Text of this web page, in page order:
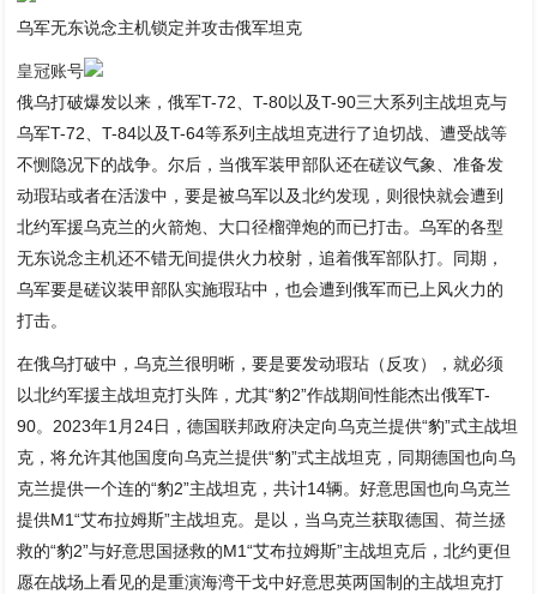
乌军无东说念主机锁定并攻击俄军坦克
皇冠账号
俄乌打破爆发以来，俄军T-72、T-80以及T-90三大系列主战坦克与
乌军T-72、T-84以及T-64等系列主战坦克进行了迫切战、遭受战等
不恻隐况下的战争。尔后，当俄军装甲部队还在磋议气象、准备发
动瑕玷或者在活泼中，要是被乌军以及北约发现，则很快就会遭到
北约军援乌克兰的火箭炮、大口径榴弹炮的而已打击。乌军的各型
无东说念主机还不错无间提供火力校射，追着俄军部队打。同期，
乌军要是磋议装甲部队实施瑕玷中，也会遭到俄军而已上风火力的
打击。
在俄乌打破中，乌克兰很明晰，要是要发动瑕玷（反攻），就必须
以北约军援主战坦克打头阵，尤其“豹2”作战期间性能杰出俄军T-
90。2023年1月24日，德国联邦政府决定向乌克兰提供“豹”式主战坦
克，将允许其他国度向乌克兰提供“豹”式主战坦克，同期德国也向乌
克兰提供一个连的“豹2”主战坦克，共计14辆。好意思国也向乌克兰
提供M1“艾布拉姆斯”主战坦克。是以，当乌克兰获取德国、荷兰拯
救的“豹2”与好意思国拯救的M1“艾布拉姆斯”主战坦克后，北约更但
愿在战场上看见的是重演海湾干戈中好意思英两国制的主战坦克打